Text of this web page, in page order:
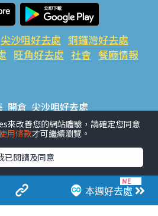
本週好去處
尖沙咀好去處 銅鑼灣好去處
旺角好去處 社會 餐廳情報
開倉 尖沙咀好去處
荃灣好去處 旺角好去處 社會
推介 #美食社群熱話
應用程式
#限時搶
商戶中心 #著數 #網絡熱話
來改善您的網站體驗，請確定您同意
用條款才可繼續瀏覽。
已閱讀及同意